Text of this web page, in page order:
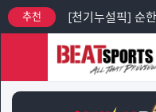
추천
추천